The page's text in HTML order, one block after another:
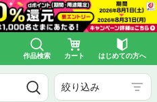
作品検索 カート はじめての方へ
絞り込み